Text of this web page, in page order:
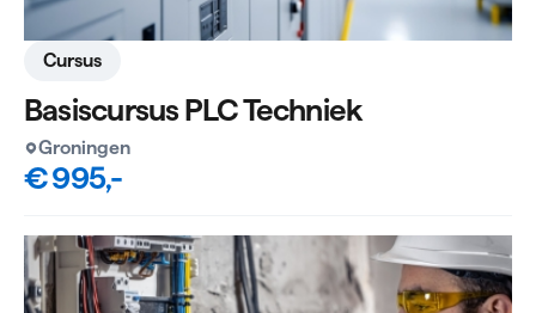
Basiscursus PLC Techniek
Cursus
Groningen
€ 995,-